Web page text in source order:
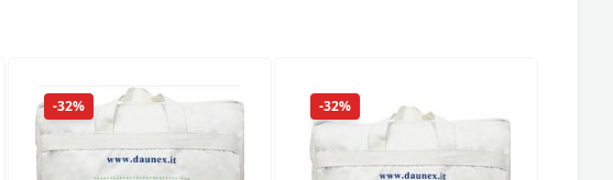
-32% -32%